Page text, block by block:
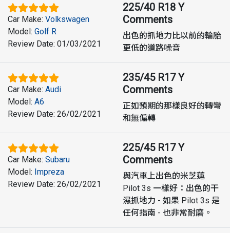
Car Make: Volkswagen
Model: Golf R
Review Date: 01/03/2021
225/40 R18 Y
Comments
出色的抓地力比以前的輪胎
更低的道路噪音
Car Make: Audi
Model: A6
Review Date: 26/02/2021
235/45 R17 Y
Comments
正如預期的那樣良好的轉彎
和無偏轉
Car Make: Subaru
Model: Impreza
Review Date: 26/02/2021
225/45 R17 Y
Comments
與汽車上出色的米芝蓮
Pilot 3s 一樣好：出色的干
濕抓地力 - 如果 Pilot 3s 是
任何指南 - 也非常耐磨。